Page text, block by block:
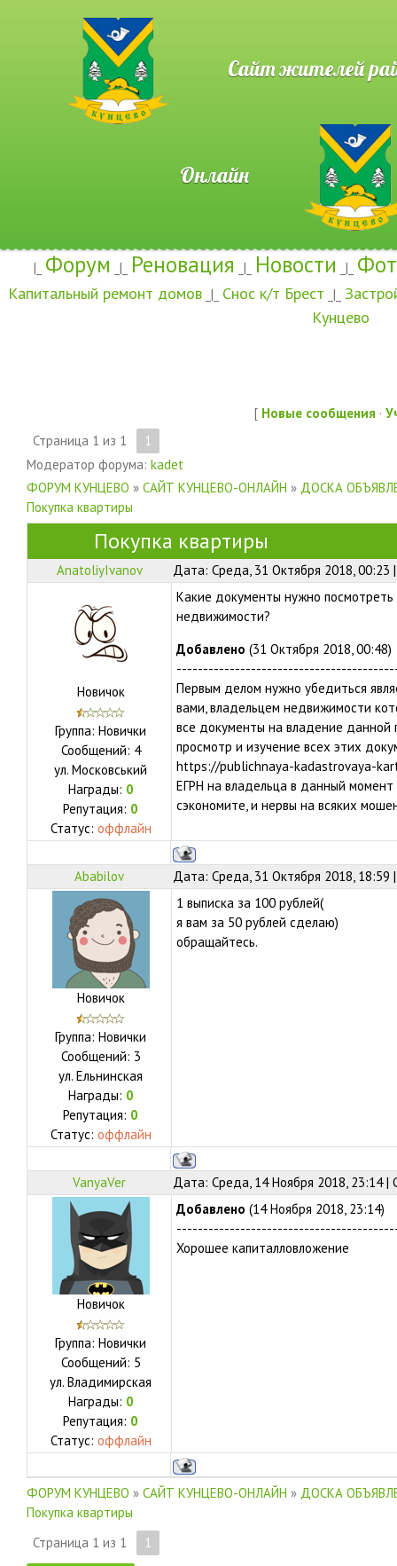
Сайт жителей
Онлайн
|_ Форум _|_ Реновация _|_ Новости _|_
Капитальный ремонт домов _|_ Снос к/т Брест _|_
Кунцево
[ Новые сообщения ·
Страница 1 из 1
1
Модератор форума: kadet
ФОРУМ КУНЦЕВО » САЙТ КУНЦЕВО-ОНЛАЙН » ДОСКА
Покупка квартиры
Покупка квартиры
AnatoliyIvanov Дата: Среда, 31 Октября 2018,
Новичок
Группа: Новички
Сообщений: 4
ул. Московський
Награды: 0
Репутация: 0
Статус: оффлайн
Какие документы нужно посмотреть
недвижимости?
Добавлено (31 Октября 2018, 00:48)
Первым делом нужно убедиться
вами, владельцем недвижимости
все документы на владение данной
просмотр и изучение всех этих
https://publichnaya-kadastrovaya-
ЕГРН на владельца в данный
сэкономите, и нервы на всяких
Ababilov Дата: Среда, 31 Октября 2018,
Новичок
Группа: Новички
Сообщений: 3
ул. Ельнинская
Награды: 0
Репутация: 0
Статус: оффлайн
1 выписка за 100 рублей(
я вам за 50 рублей сделаю)
обращайтесь.
VanyaVer Дата: Среда, 14 Ноября 2018, 23:14
Новичок
Группа: Новички
Сообщений: 5
ул. Владимирская
Награды: 0
Репутация: 0
Статус: оффлайн
Добавлено (14 Ноября 2018, 23:14)
Хорошее капиталловложение
ФОРУМ КУНЦЕВО » САЙТ КУНЦЕВО-ОНЛАЙН » ДОСКА
Покупка квартиры
Страница 1 из 1 1